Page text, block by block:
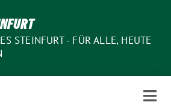
STEINFURT - FÜR ALLE, HEUTE